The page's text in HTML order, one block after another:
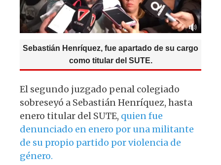
Sebastián Henríquez, fue apartado de su cargo
como titular del SUTE.
El segundo juzgado penal colegiado
sobreseyó a Sebastián Henríquez, hasta
enero titular del SUTE, quien fue
denunciado en enero por una militante
de su propio partido por violencia de
género.